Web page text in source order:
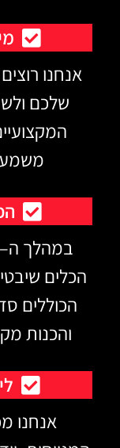
אנחנו
שלכם
הכלים
הכוללים
והכנות
אנחנו